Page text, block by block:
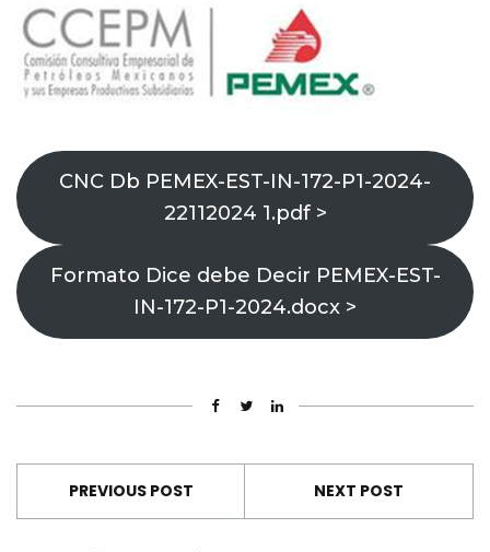
CNC Db PEMEX-EST-IN-172-P1-2024-
22112024 1.pdf >
Formato Dice debe Decir PEMEX-EST-
IN-172-P1-2024.docx >
PREVIOUS POST NEXT POST